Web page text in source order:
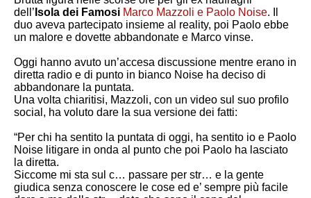
dell’ Isola dei Famosi Marco Mazzoli e Paolo Noise. Il
duo aveva partecipato insieme al reality, poi Paolo ebbe
un malore e dovette abbandonate e Marco vinse.
Oggi hanno avuto un’accesa discussione mentre erano in
diretta radio e di punto in bianco Noise ha deciso di
abbandonare la puntata.
Una volta chiaritisi, Mazzoli, con un video sul suo profilo
social, ha voluto dare la sua versione dei fatti:
“Per chi ha sentito la puntata di oggi, ha sentito io e Paolo
Noise litigare in onda al punto che poi Paolo ha lasciato
la diretta.
Siccome mi sta sul c… passare per str… e la gente
giudica senza conoscere le cose ed e’ sempre più facile